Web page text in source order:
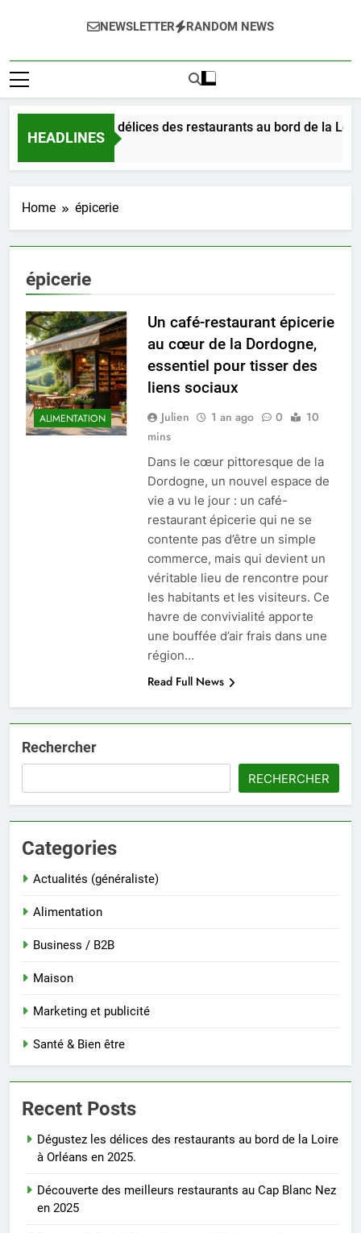
NEWSLETTER RANDOM NEWS
HEADLINES
Dégustez les délices des restaurants au bord de la
2 Jours Ago
Home épicerie
épicerie
ALIMENTATION
Un café-restaurant épicerie
au cœur de la Dordogne,
essentiel pour tisser des
liens sociaux
Julien 1 an ago 0
10
mins
Dans le cœur pittoresque de la
Dordogne, un nouvel espace de
vie a vu le jour : un café-
restaurant épicerie qui ne se
contente pas d’être un simple
commerce, mais qui devient un
véritable lieu de rencontre pour
les habitants et les visiteurs. Ce
havre de convivialité apporte
une bouffée d’air frais dans une
région…
Read Full News
Rechercher
RECHERCHER
Categories
Actualités (généraliste)
Alimentation
Business / B2B
Maison
Marketing et publicité
Santé & Bien être
Recent Posts
Dégustez les délices des restaurants au bord de la Loire
à Orléans en 2025.
Découverte des meilleurs restaurants au Cap Blanc Nez
en 2025